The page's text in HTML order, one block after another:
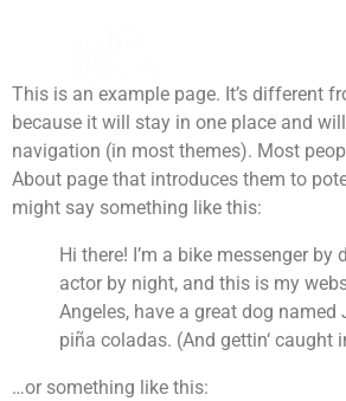
This is an example page. It’s different
because it will stay in one place and
navigation (in most themes). Most
About page that introduces them to
might say something like this:
Hi there! I’m a bike messenger by
actor by night, and this is my
Angeles, have a great dog named
piña coladas. (And gettin‘ caught
…or something like this: